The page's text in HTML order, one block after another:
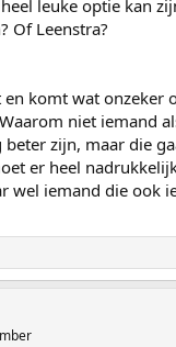
leuke optie kan
Of Leenstra?
komt wat onzeker
niet iemand
beter zijn, maar die
er heel
wel iemand die ook